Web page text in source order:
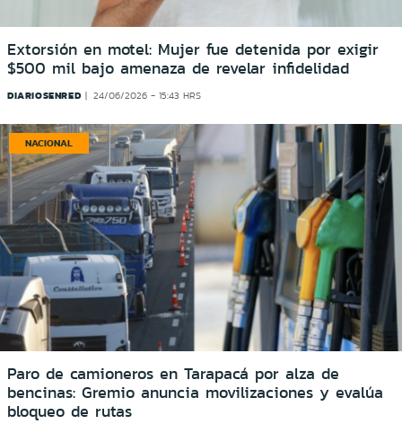
Extorsión en motel: Mujer fue detenida por exigir
$500 mil bajo amenaza de revelar infidelidad
DIARIOSENRED 24/06/2026 - 15:43 HRS
NACIONAL
Paro de camioneros en Tarapacá por alza de
bencinas: Gremio anuncia movilizaciones y evalúa
bloqueo de rutas